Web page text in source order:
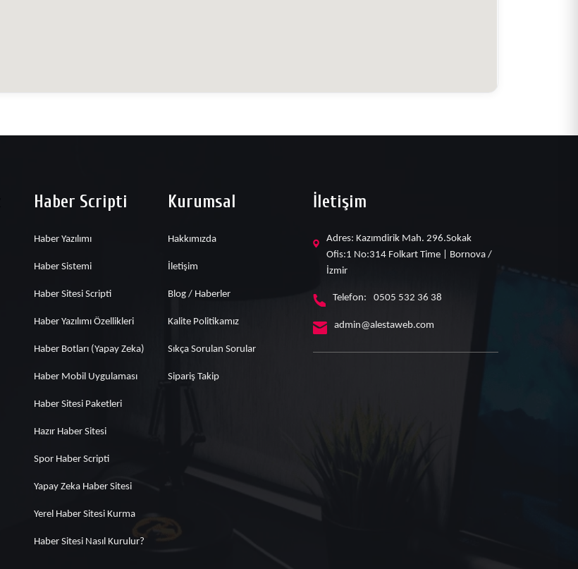
Haber Scripti
Haber Yazılımı
Haber Sistemi
Haber Sitesi Scripti
Haber Yazılımı Özellikleri
Haber Botları (Yapay Zeka)
Haber Mobil Uygulaması
Haber Sitesi Paketleri
Hazır Haber Sitesi
Spor Haber Scripti
Yapay Zeka Haber Sitesi
Yerel Haber Sitesi Kurma
Haber Sitesi Nasıl Kurulur?
Kurumsal
Hakkımızda
İletişim
Blog / Haberler
Kalite Politikamız
Sıkça Sorulan Sorular
Sipariş Takip
İletişim
Adres: Kazımdirik Mah. 296.Sokak
Ofis:1 No:314 Folkart Time | Bornova /
İzmir
Telefon: 0505 532 36 38
admin@alestaweb.com